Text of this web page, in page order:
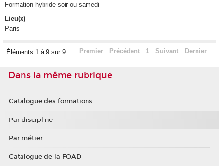
Formation hybride soir ou samedi
Lieu(x)
Paris
Éléments 1 à 9 sur 9 Premier Précédent 1 Suivant Dernier
Dans la même rubrique
Catalogue des formations
Par discipline
Par métier
Catalogue de la FOAD